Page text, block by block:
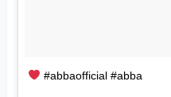
#abbaofficial #abba